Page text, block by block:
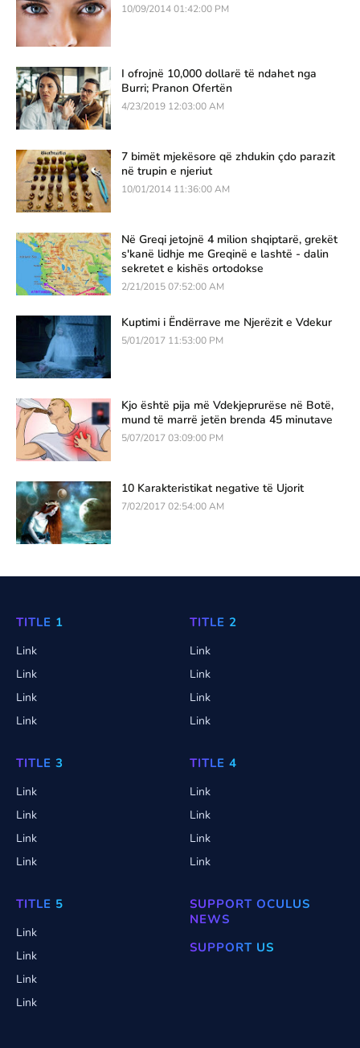
10/09/2014 01:42:00 PM
I ofrojnë 10,000 dollarë të ndahet nga
Burri; Pranon Ofertën
4/23/2019 12:03:00 AM
7 bimët mjekësore që zhdukin çdo parazit
në trupin e njeriut
10/01/2014 11:36:00 AM
Në Greqi jetojnë 4 milion shqiptarë, grekët
s'kanë lidhje me Greqinë e lashtë - dalin
sekretet e kishës ortodokse
2/21/2015 07:52:00 AM
Kuptimi i Ëndërrave me Njerëzit e Vdekur
5/01/2017 11:53:00 PM
Kjo është pija më Vdekjeprurëse në Botë,
mund të marrë jetën brenda 45 minutave
5/07/2017 03:09:00 PM
10 Karakteristikat negative të Ujorit
7/02/2017 02:54:00 AM
TITLE 1
Link
Link
Link
Link
TITLE 2
Link
Link
Link
Link
TITLE 3
Link
Link
Link
Link
TITLE 4
Link
Link
Link
Link
TITLE 5
Link
Link
Link
Link
SUPPORT OCULUS
NEWS
SUPPORT US